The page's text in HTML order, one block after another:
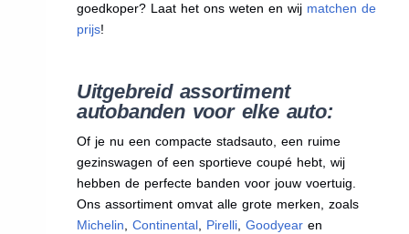
goedkoper? Laat het ons weten en wij matchen de
prijs!
Uitgebreid assortiment
autobanden voor elke auto:
Of je nu een compacte stadsauto, een ruime
gezinswagen of een sportieve coupé hebt, wij
hebben de perfecte banden voor jouw voertuig.
Ons assortiment omvat alle grote merken, zoals
Michelin, Continental, Pirelli, Goodyearen